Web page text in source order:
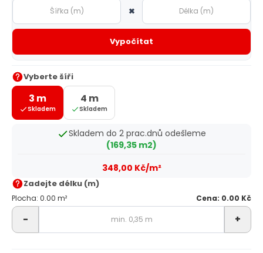
×
Vypočítat
Vyberte šíři
3 m
Skladem
4 m
Skladem
Zadejte délku (m)
Plocha: 0.00 m² Cena: 0.00 Kč
- +
Skladem do 2 prac.dnů odešleme
(169,35 m2)
348,00 Kč/m²